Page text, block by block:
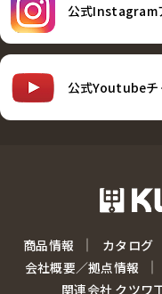
公式Instagram
公式Youtubeチ
商品情報 カタログ
会社概要／拠点情報
関連会社 クツワ